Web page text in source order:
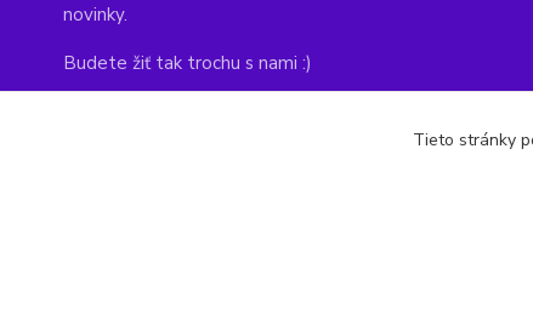
novinky.
Budete žiť tak trochu s nami :)
Tieto stránky